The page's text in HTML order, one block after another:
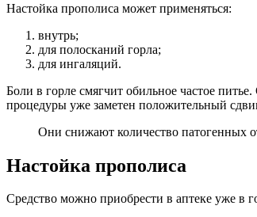
Настойка прополиса может применяться:
внутрь;
для полосканий горла;
для ингаляций.
Боли в горле смягчит обильное частое
процедуры уже заметен положительный
Они снижают количество патогенных
Настойка прополиса
Средство можно приобрести в аптеке уже в